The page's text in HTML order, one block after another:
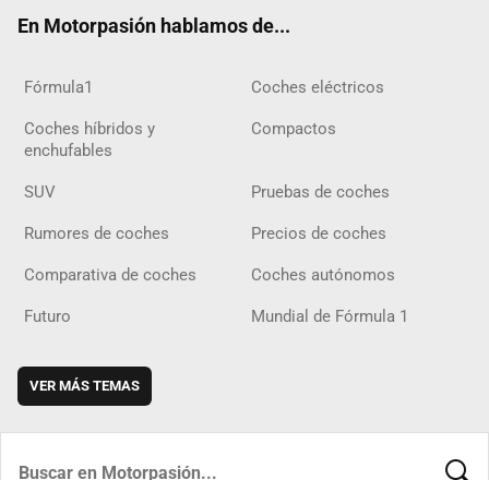
En Motorpasión hablamos de...
Fórmula1 Coches eléctricos
Coches híbridos y
enchufables
Compactos
SUV Pruebas de coches
Rumores de coches Precios de coches
Comparativa de coches Coches autónomos
Futuro Mundial de Fórmula 1
VER MÁS TEMAS